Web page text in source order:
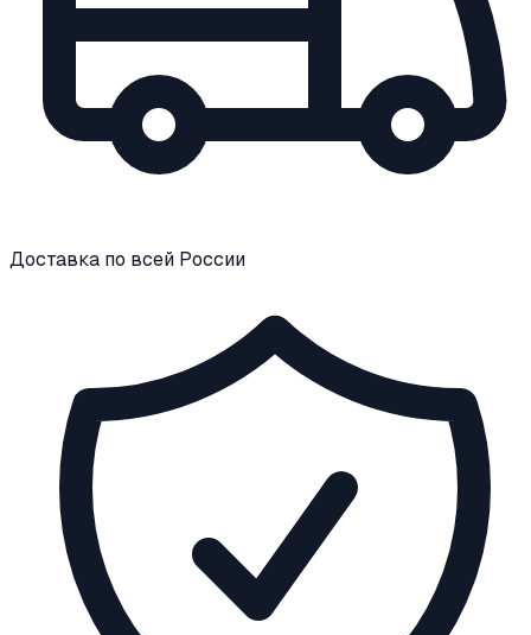
Доставка по всей России